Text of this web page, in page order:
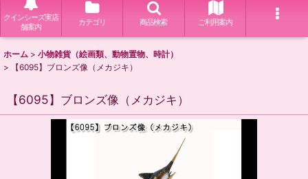
クインシーズ実店
舗案内
カテゴリ 商品検索 ご利用案内
ホーム > 小物雑貨（絵画類、動物置物、時計）
>
【6095】ブロンズ像（メカジキ）
【6095】ブロンズ像（メカジキ）